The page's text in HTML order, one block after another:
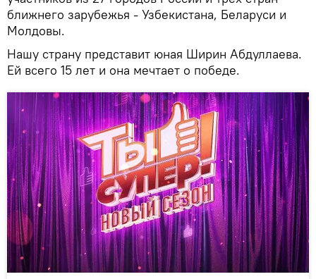
ближнего зарубежья - Узбекистана, Беларуси и
Молдовы.
Нашу страну представит юная Ширин Абдуллаева.
Ей всего 15 лет и она мечтает о победе.